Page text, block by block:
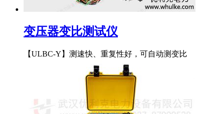
变压器变比测试仪
【ULBC-Y】测速快、重复性好，可自动测变比